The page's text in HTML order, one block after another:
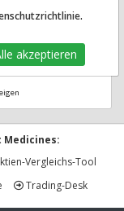
Vergleichs-Tool
Trading-Desk
.
akzeptieren